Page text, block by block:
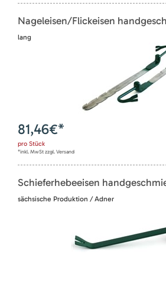
Nageleisen/Flickeisen
lang
81,46€*
pro Stück
*inkl. MwSt zzgl. Versand
Schieferhebeeisen
sächsische Produktion / Adner